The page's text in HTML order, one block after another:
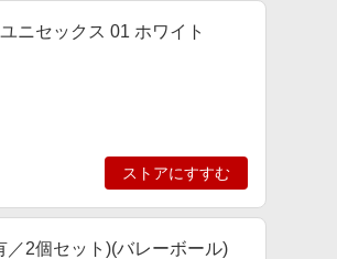
ニセックス 01 ホワイト
ストアにすすむ
／2個セット)(バレーボール)